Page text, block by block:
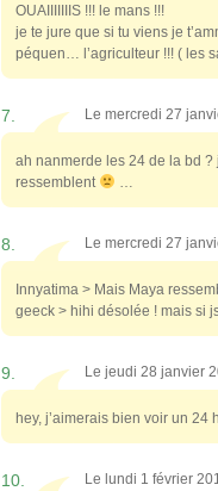
OUAIIIIIIIS !!! le mans !!!
je te jure que si tu viens je
péquen… l’agriculteur !!! ( les
7. Le mercredi 27
ah nanmerde les 24 de la bd
ressemblent
…
8. Le mercredi 27
Innyatima > Mais Maya
geeck > hihi désolée ! mais si
9. Le jeudi 28 janvier
hey, j’aimerais bien voir un 24
10. Le lundi 1 février